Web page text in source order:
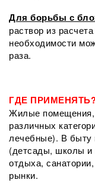
Для борьбы с
раствор из
необходимости
раза.
ГДЕ ПРИМЕНЯТЬ?
Жилые
различных
лечебные). В быту
(детсады, школы и
отдыха,
рынки.